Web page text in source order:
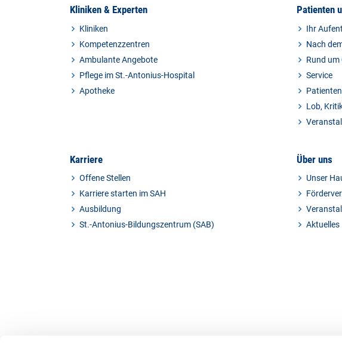
Kliniken & Experten
Kliniken
Kompetenzzentren
Ambulante Angebote
Pflege im St.-Antonius-Hospital
Apotheke
Patienten
Ihr
Nach
Rund
Service
Lob,
Karriere
Offene Stellen
Karriere starten im SAH
Ausbildung
St.-Antonius-Bildungszentrum (SAB)
Über uns
Unser
Aktuelles